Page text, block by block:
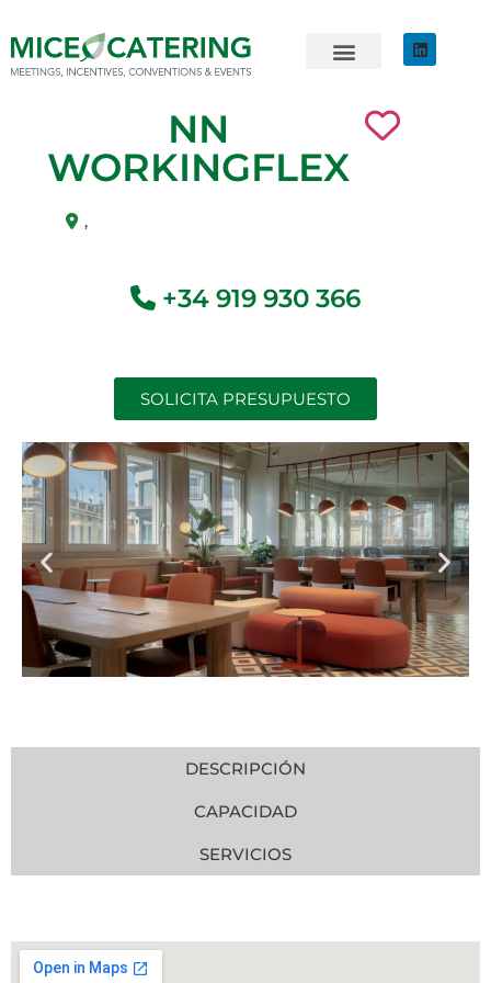
NN
WORKINGFLEX
,
+34 919 930 366
SOLICITA PRESUPUESTO
DESCRIPCIÓN
CAPACIDAD
SERVICIOS